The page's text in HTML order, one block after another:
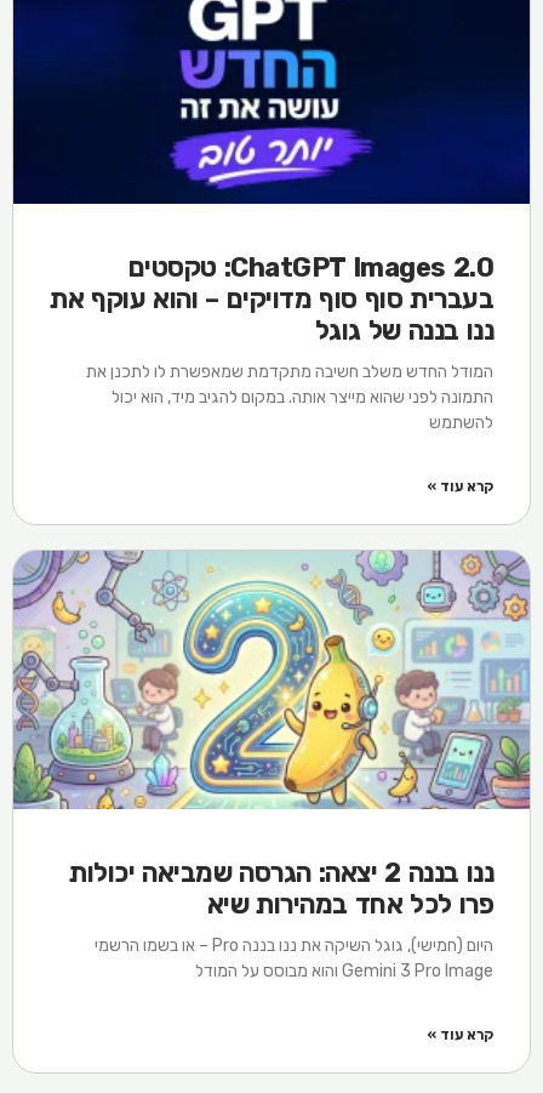
ChatGPT Images 2.0: טקסטים
בעברית סוף סוף מדויקים – והוא עוקף את
ננו בננה של גוגל
המודל החדש משלב חשיבה מתקדמת שמאפשרת לו לתכנן את
התמונה לפני שהוא מייצר אותה. במקום להגיב מיד, הוא יכול
להשתמש
קרא עוד »
ננו בננה 2 יצאה: הגרסה שמביאה יכולות
פרו לכל אחד במהירות שיא
היום (חמישי), גוגל השיקה את ננו בננה Pro – או בשמו הרשמי
Gemini 3 Pro Image והוא מבוסס על המודל
קרא עוד »